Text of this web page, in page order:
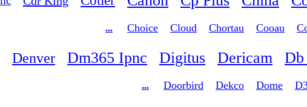
Cooau
Chortau
Cloud
Choice
...
Db
Dericam
Digitus
Dm365 Ipnc
Denver
Dome
Dekco
Doorbird
...